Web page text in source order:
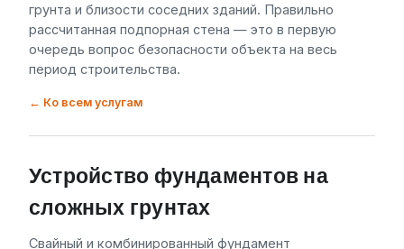
грунта и близости соседних зданий. Правильно
рассчитанная подпорная стена — это в первую
очередь вопрос безопасности объекта на весь
период строительства.
← Ко всем услугам
Устройство фундаментов на
сложных грунтах
Свайный и комбинированный фундамент